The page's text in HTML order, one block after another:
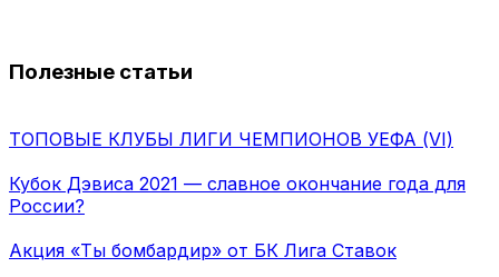
Полезные статьи
ТОПОВЫЕ КЛУБЫ ЛИГИ ЧЕМПИОНОВ УЕФА (VI)
Кубок Дэвиса 2021 — славное окончание года для
России?
Акция «Ты бомбардир» от БК Лига Ставок